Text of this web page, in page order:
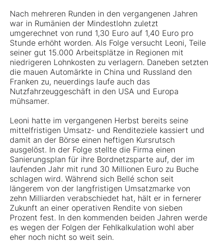
Nach mehreren Runden in den vergangenen Jahren
war in Rumänien der Mindestlohn zuletzt
umgerechnet von rund 1,30 Euro auf 1,40 Euro pro
Stunde erhöht worden. Als Folge versucht Leoni, Teile
seiner gut 15.000 Arbeitsplätze in Regionen mit
niedrigeren Lohnkosten zu verlagern. Daneben setzten
die mauen Automärkte in China und Russland den
Franken zu, neuerdings laufe auch das
Nutzfahrzeuggeschäft in den USA und Europa
mühsamer.
Leoni hatte im vergangenen Herbst bereits seine
mittelfristigen Umsatz- und Renditeziele kassiert und
damit an der Börse einen heftigen Kursrutsch
ausgelöst. In der Folge stellte die Firma einen
Sanierungsplan für ihre Bordnetzsparte auf, der im
laufenden Jahr mit rund 30 Millionen Euro zu Buche
schlagen wird. Während sich Bellé schon seit
längerem von der langfristigen Umsatzmarke von
zehn Milliarden verabschiedet hat, hält er in fernerer
Zukunft an einer operativen Rendite von sieben
Prozent fest. In den kommenden beiden Jahren werde
es wegen der Folgen der Fehlkalkulation wohl aber
eher noch nicht so weit sein.